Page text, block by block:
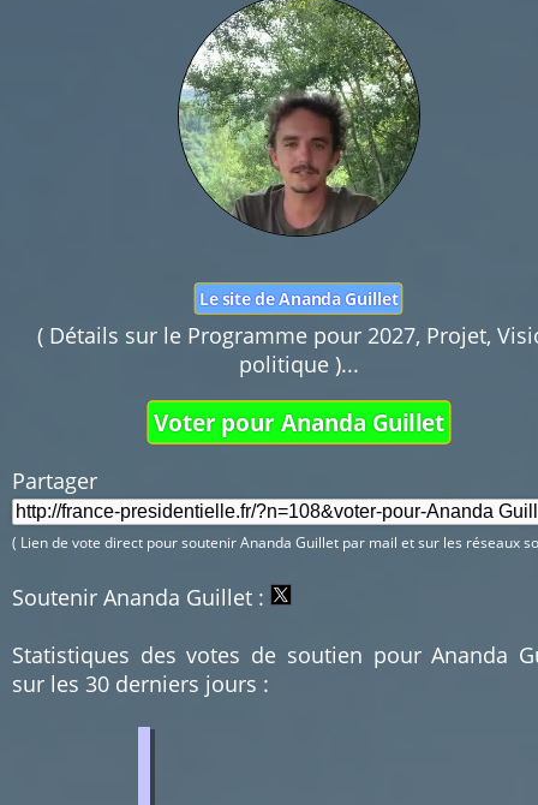
Mail :
Fonction de commentaires dédiée au débat
Pas d'insultes. Merci.
Le site de Ananda Guillet
( Détails sur le Programme pour 2027, Projet,
politique )...
Voter pour Ananda Guillet
Partager
( Lien de vote direct pour soutenir Ananda Guillet par mail et sur les réseaux
Soutenir Ananda Guillet :
Statistiques des votes de soutien pour Ananda
sur les 30 derniers jours :